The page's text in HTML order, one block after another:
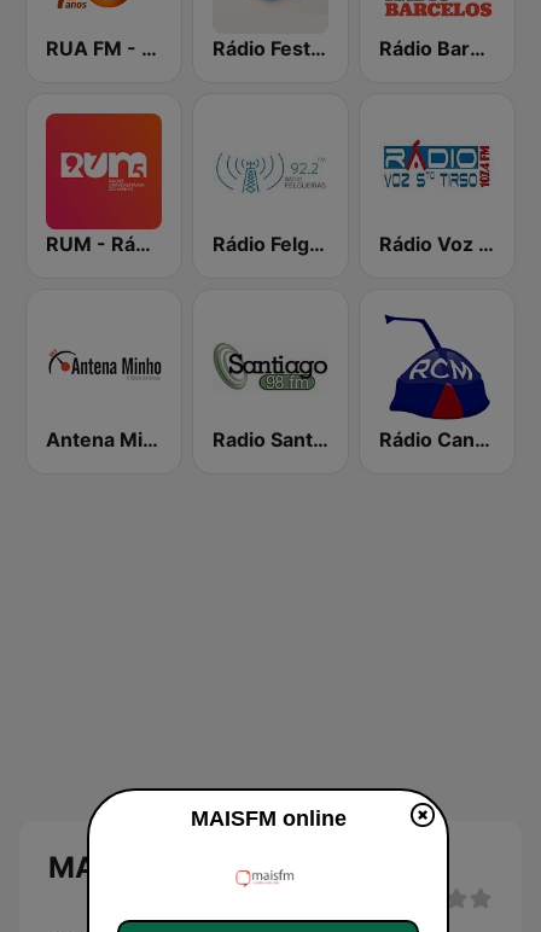
RUA FM - Rádio Universitária do Algarve Rádio Festival Rádio Barcelos
RUM - Rádio Universitária do Minho Rádio Felgueiras Rádio Voz Santo Tirso
Antena Minho Radio Santiago Rádio Cantinho da Madeira
MAISFM
MAISFM online